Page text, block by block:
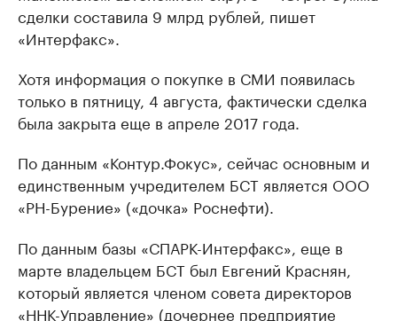
сделки составила 9 млрд рублей, пишет
«Интерфакс».
Хотя информация о покупке в СМИ появилась
только в пятницу, 4 августа, фактически сделка
была закрыта еще в апреле 2017 года.
По данным «Контур.Фокус», сейчас основным и
единственным учредителем БСТ является ООО
«РН-Бурение» («дочка» Роснефти).
По данным базы «СПАРК-Интерфакс», еще в
марте владельцем БСТ был Евгений Краснян,
который является членом совета директоров
«ННК-Управление» (дочернее предприятие